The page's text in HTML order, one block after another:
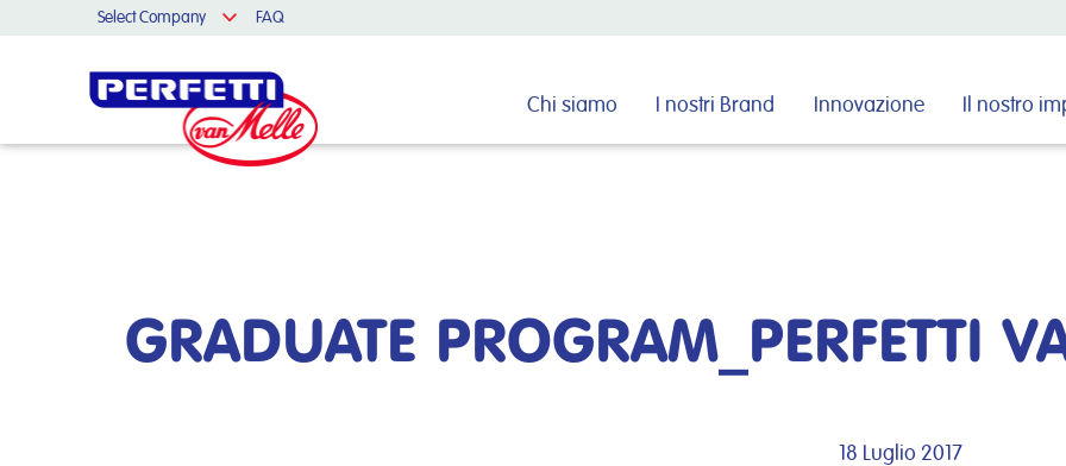
Select Company FAQ
Chi siamo I nostri Brand Innovazione Il nostro
Cerca nel sito
GRADUATE PROGRAM_PERFETTI
18 Luglio 2017